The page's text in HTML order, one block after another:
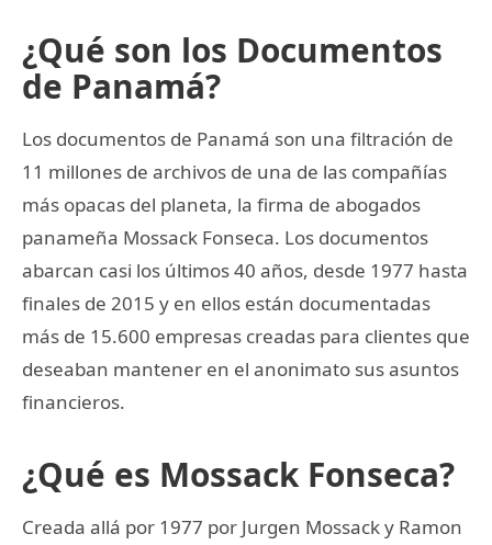
¿Qué son los Documentos
de Panamá?
Los documentos de Panamá son una filtración de
11 millones de archivos de una de las compañías
más opacas del planeta, la firma de abogados
panameña Mossack Fonseca. Los documentos
abarcan casi los últimos 40 años, desde 1977 hasta
finales de 2015 y en ellos están documentadas
más de 15.600 empresas creadas para clientes que
deseaban mantener en el anonimato sus asuntos
financieros.
¿Qué es Mossack Fonseca?
Creada allá por 1977 por Jurgen Mossack y Ramon